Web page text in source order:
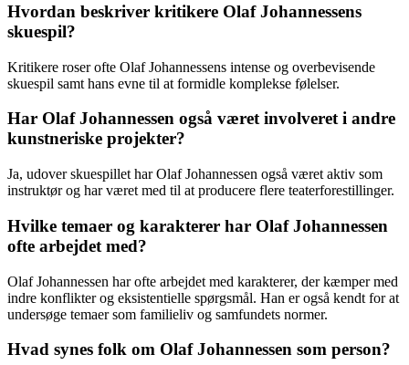
Hvordan beskriver kritikere Olaf Johannessens
skuespil?
Kritikere roser ofte Olaf Johannessens intense og overbevisende
skuespil samt hans evne til at formidle komplekse følelser.
Har Olaf Johannessen også været involveret i andre
kunstneriske projekter?
Ja, udover skuespillet har Olaf Johannessen også været aktiv som
instruktør og har været med til at producere flere teaterforestillinger.
Hvilke temaer og karakterer har Olaf Johannessen
ofte arbejdet med?
Olaf Johannessen har ofte arbejdet med karakterer, der kæmper med
indre konflikter og eksistentielle spørgsmål. Han er også kendt for at
undersøge temaer som familieliv og samfundets normer.
Hvad synes folk om Olaf Johannessen som person?